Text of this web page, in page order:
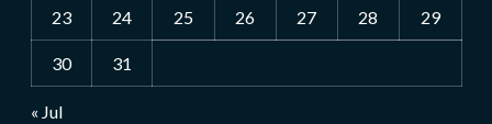
23 24 25 26 27 28 29
30 31
« Jul